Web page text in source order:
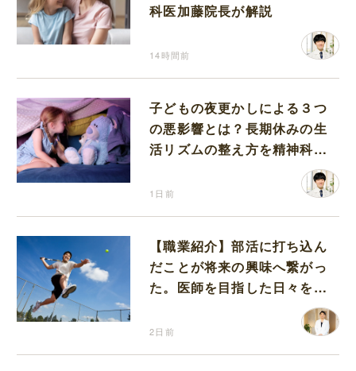
科医加藤院長が解説
14時間前
子どもの夜更かしによる３つ
の悪影響とは？長期休みの生
活リズムの整え方を精神科医
1日前
【職業紹介】部活に打ち込ん
だことが将来の興味へ繋がっ
た。医師を目指した日々を振
2日前